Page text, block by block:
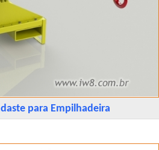
para Empilhadeira